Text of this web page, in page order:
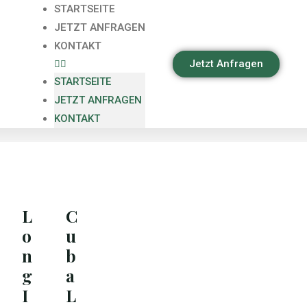
STARTSEITE
JETZT ANFRAGEN
KONTAKT
STARTSEITE
JETZT ANFRAGEN
KONTAKT
Jetzt Anfragen
L
o
n
g
I
C
u
b
a
L